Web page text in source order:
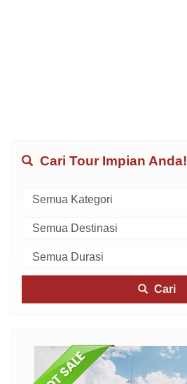
Cari Tour Impian Anda!
Cari